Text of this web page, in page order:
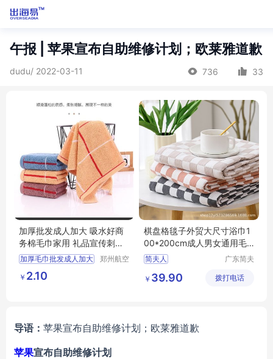
午报 | 苹果宣布自助维修计划；欧莱雅道歉
dudu/ 2022-03-11 736 33
加厚批发成人加大 吸水好商
务棉毛巾家用 礼品宣传刺绣l
ogo
加厚毛巾批发成人加大
吸水好商务棉毛巾家用
礼品宣传刺绣logo
郑州航空
￥ 2.10
棋盘格毯子外贸大尺寸浴巾1
00*200cm成人男女通用毛
巾毯
简夫人
广东简夫
限公司
￥ 39.90 拨打电话
导语： 苹果宣布自助维修计划；欧莱雅道歉
苹果宣布自助维修计划